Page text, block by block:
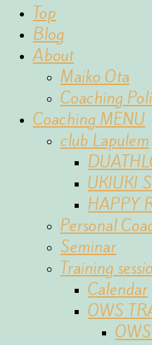
Top
Blog
About
Maiko Ota
Coaching
Coaching MENU
club Lapulem
UKIUKI
HAPPY
Personal
Seminar
Training
Calendar
OWS